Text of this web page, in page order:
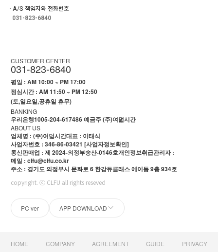
ㆍA/S 책임자와 전화번호
031-823-6840
CUSTOMER CENTER
031-823-6840
평일 : AM 10:00 ~ PM 17:00
점심시간 : AM 11:50 ~ PM 12:50
(토,일요일,공휴일 휴무)
BANKING
우리은행1005-204-617486 예금주 (주)여덟시간
ABOUT US
업체명 : (주)여덟시간대표 : 이태식
사업자번호 : 346-86-03421[사업자정보확인]
통신판매업 : 제 2024-의정부송산-0146호개인정보취급관리자 :
메일 : clfu@clfu.co.kr
주소 : 경기도 의정부시 문화로 6 한강듀클래스 에이동 9층 934호
copyright. ⓒ CLFU all rights reseved
PC ver APP DOWNLOAD
HOME COMPANY AGREEMENT GUIDE PRIVACY